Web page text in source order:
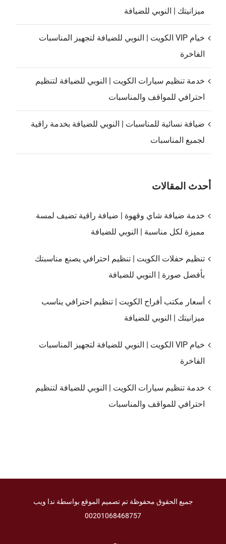
ميزانيتك | النوبي للضيافة
خيام VIP الكويت | النوبي للضيافة لتجهيز المناسبات
الفاخرة
خدمة تنظيم سيارات الكويت | النوبي للضيافة لتنظيم
احترافي للمواقف والمناسبات
ضيافة نسائية للمناسبات | النوبي للضيافة بخدمة راقية
لجميع المناسبات
أحدث المقالات
خدمة ضيافة شاي وقهوة | ضيافة راقية تضيف لمسة
مميزة لكل مناسبة | النوبي للضيافة
تنظيم حفلات الكويت | تنظيم احترافي يصنع مناسبتك
بأفضل صورة | النوبي للضيافة
أسعار مكتب أفراح الكويت | تنظيم احترافي يناسب
ميزانيتك | النوبي للضيافة
خيام VIP الكويت | النوبي للضيافة لتجهيز المناسبات
الفاخرة
خدمة تنظيم سيارات الكويت | النوبي للضيافة لتنظيم
احترافي للمواقف والمناسبات
جميع الحقوق محفوظة تم تصميم الموقع بواسطة ندا ويب
00201068468757